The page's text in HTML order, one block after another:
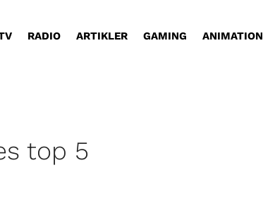
RADIO ARTIKLER GAMING ANIMATION
top 5